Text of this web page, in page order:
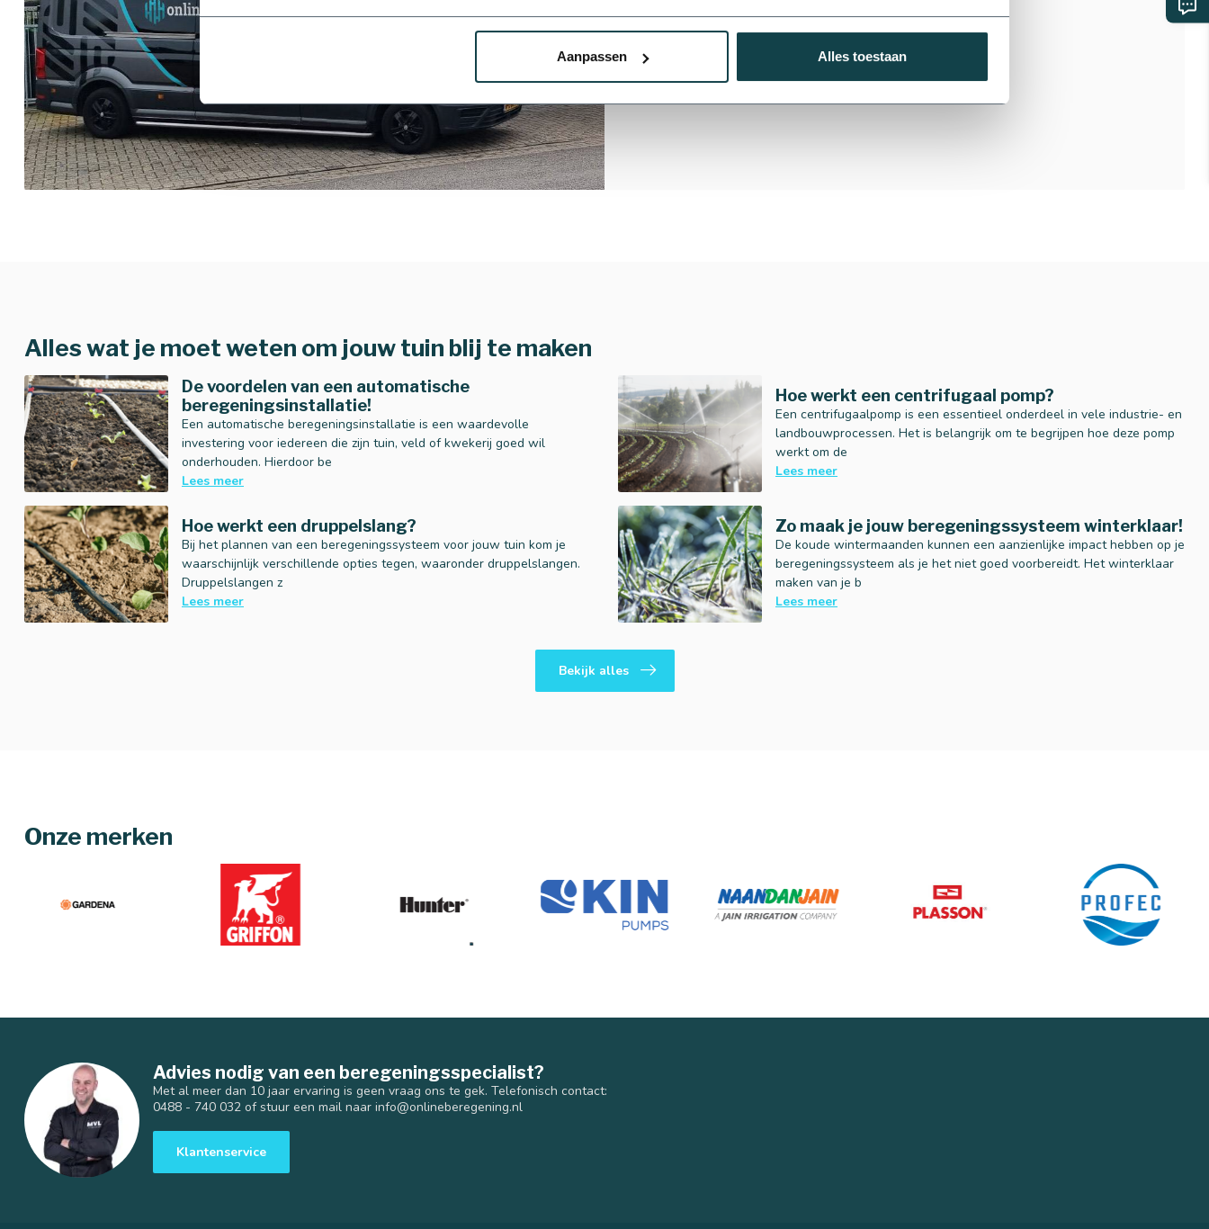
Aanpassen Alles toestaan
Contact opnemen
Alles wat je moet weten om jouw tuin blij te maken
De voordelen van een automatische
beregeningsinstallatie!
Een automatische beregeningsinstallatie is een waardevolle
investering voor iedereen die zijn tuin, veld of kwekerij goed wil
onderhouden. Hierdoor be
Lees meer
Hoe werkt een centrifugaal pomp?
Een centrifugaalpomp is een essentieel onderdeel in vele industrie- en
landbouwprocessen. Het is belangrijk om te begrijpen hoe deze pomp
werkt om de
Lees meer
Hoe werkt een druppelslang?
Bij het plannen van een beregeningssysteem voor jouw tuin kom je
waarschijnlijk verschillende opties tegen, waaronder druppelslangen.
Druppelslangen z
Lees meer
Zo maak je jouw beregeningssysteem winterklaar!
De koude wintermaanden kunnen een aanzienlijke impact hebben op je
beregeningssysteem als je het niet goed voorbereidt. Het winterklaar
maken van je b
Lees meer
Bekijk alles
Onze merken
Advies nodig van een beregeningsspecialist?
Met al meer dan 10 jaar ervaring is geen vraag ons te gek. Telefonisch contact:
0488 - 740 032 of stuur een mail naar info@onlineberegening.nl
Klantenservice